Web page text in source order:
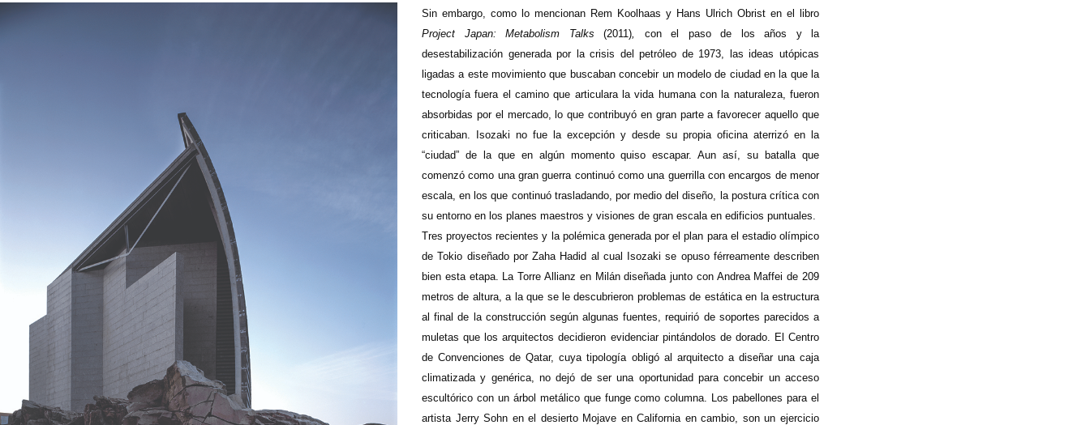
Sin embargo, como lo mencionan Rem Koolhaas y Hans Ulrich Obrist en el libro
Project Japan: Metabolism Talks (2011), con el paso de los años y la
desestabilización generada por la crisis del petróleo de 1973, las ideas utópicas
ligadas a este movimiento que buscaban concebir un modelo de ciudad en la que la
tecnología fuera el camino que articulara la vida humana con la naturaleza, fueron
absorbidas por el mercado, lo que contribuyó en gran parte a favorecer aquello que
criticaban. Isozaki no fue la excepción y desde su propia oficina aterrizó en la
“ciudad” de la que en algún momento quiso escapar. Aun así, su batalla que
comenzó como una gran guerra continuó como una guerrilla con encargos de menor
escala, en los que continuó trasladando, por medio del diseño, la postura crítica con
su entorno en los planes maestros y visiones de gran escala en edificios puntuales.
Tres proyectos recientes y la polémica generada por el plan para el estadio olímpico
de Tokio diseñado por Zaha Hadid al cual Isozaki se opuso férreamente describen
bien esta etapa. La Torre Allianz en Milán diseñada junto con Andrea Maffei de 209
metros de altura, a la que se le descubrieron problemas de estática en la estructura
al final de la construcción según algunas fuentes, requirió de soportes parecidos a
muletas que los arquitectos decidieron evidenciar pintándolos de dorado. El Centro
de Convenciones de Qatar, cuya tipología obligó al arquitecto a diseñar una caja
climatizada y genérica, no dejó de ser una oportunidad para concebir un acceso
escultórico con un árbol metálico que funge como columna. Los pabellones para el
artista Jerry Sohn en el desierto Mojave en California en cambio, son un ejercicio